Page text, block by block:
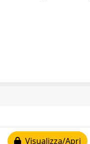
Visualizza/Apri